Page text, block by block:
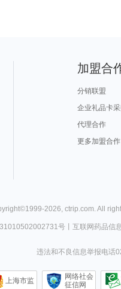
加盟合
分销联盟
企业礼品卡
代理合作
更多加盟合作
1999-2026, ctrip.com. All
号丨 互联网药品信
违法和不良信息举报电话
上海市监
网络社会
征信网